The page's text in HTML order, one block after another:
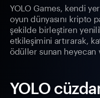
YOLO Games, kendi
oyun dünyasını kripto
şekilde birleştiren
etkileşimini artırarak,
ödüller sunan
YOLO